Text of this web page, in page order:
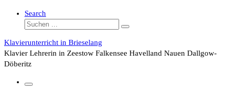
Search
Suche
Suchen …
Klavierunterricht in Brieselang
Klavier Lehrerin in Zeestow Falkensee Havelland Nauen Dallgow-
Döberitz
Menü